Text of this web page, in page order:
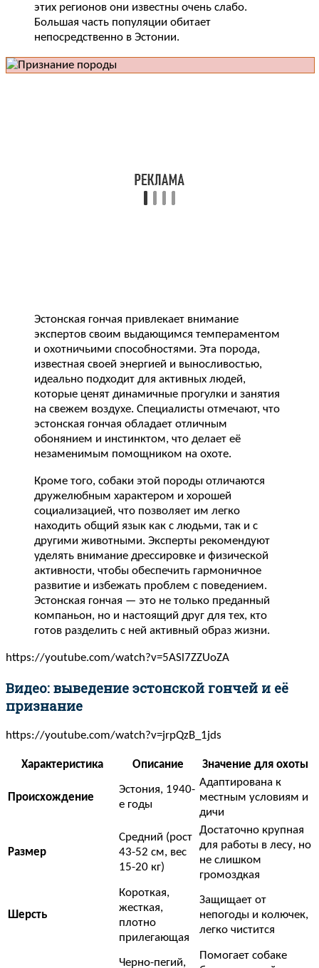
этих регионов они известны очень слабо.
Большая часть популяции обитает
непосредственно в Эстонии.
Эстонская гончая привлекает внимание
экспертов своим выдающимся темпераментом
и охотничьими способностями. Эта порода,
известная своей энергией и выносливостью,
идеально подходит для активных людей,
которые ценят динамичные прогулки и занятия
на свежем воздухе. Специалисты отмечают, что
эстонская гончая обладает отличным
обонянием и инстинктом, что делает её
незаменимым помощником на охоте.
Кроме того, собаки этой породы отличаются
дружелюбным характером и хорошей
социализацией, что позволяет им легко
находить общий язык как с людьми, так и с
другими животными. Эксперты рекомендуют
уделять внимание дрессировке и физической
активности, чтобы обеспечить гармоничное
развитие и избежать проблем с поведением.
Эстонская гончая — это не только преданный
компаньон, но и настоящий друг для тех, кто
готов разделить с ней активный образ жизни.
https://youtube.com/watch?v=5ASl7ZZUoZA
Видео: выведение эстонской гончей и её
признание
https://youtube.com/watch?v=jrpQzB_1jds
Характеристика Описание Значение для охоты
Происхождение
Эстония, 1940-
е годы
Адаптирована к
местным условиям и
дичи
Размер
Средний (рост
43-52 см, вес
15-20 кг)
Достаточно крупная
для работы в лесу, но
не слишком
громоздкая
Шерсть
Короткая,
жесткая,
плотно
прилегающая
Защищает от
непогоды и колючек,
легко чистится
Черно-пегий,
Помогает собаке